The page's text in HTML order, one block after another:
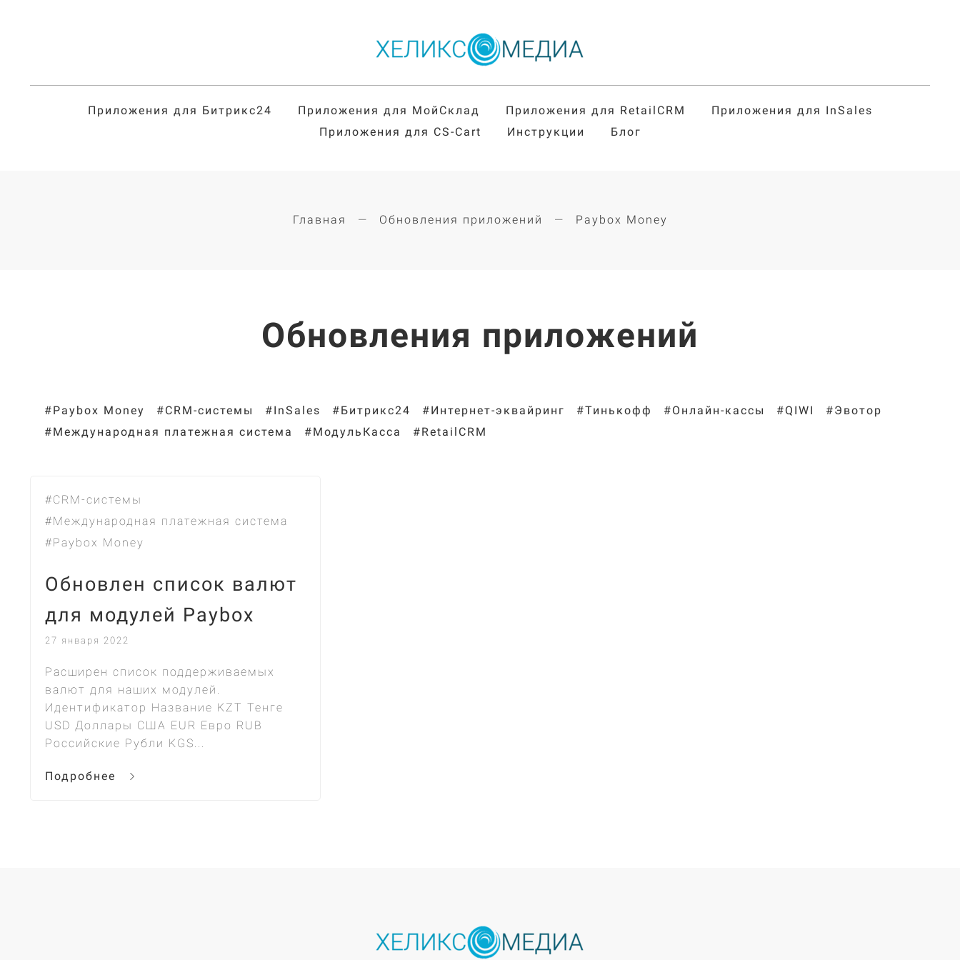
Приложения для Битрикс24 Приложения для МойСклад Приложения для RetailCRM
Приложения для InSales
Приложения для CS-Cart
Инструкции Блог
Главная Обновления приложений Paybox Money
Обновления приложений
#Paybox Money #CRM-системы #InSales #Битрикс24 #Интернет-эквайринг #Тинькофф #Онлайн-кассы #QIWI
#Эвотор
#Международная платежная система
#МодульКасса #RetailCRM
#CRM-системы
#Международная платежная система
#Paybox Money
Обновлен список валют
для модулей Paybox
27 января 2022
Расширен список поддерживаемых
валют для наших модулей.
Идентификатор Название KZT Тенге
USD Доллары США EUR Евро RUB
Российские Рубли KGS...
Подробнее